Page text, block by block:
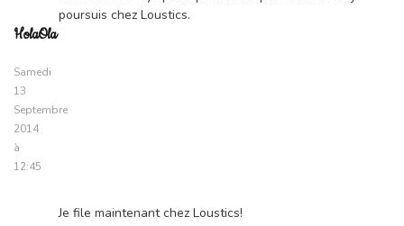
HolaOla
Samedi
13
Septembre
2014
à
12:45
poursuis chez Loustics.
Je file maintenant chez Loustics!